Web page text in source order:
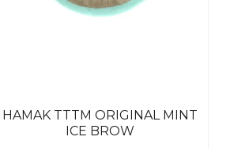
HAMAK TTTM ORIGINAL MINT
ICE BROW